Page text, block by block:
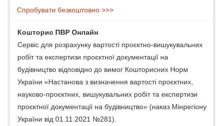
Спробувати безкоштовно >>>
Кошторис ПВР Онлайн
Сервіс для розрахунку вартості проєктно-вишукувальних
робіт та експертизи проєктної документації на
будівництво відповідно до вимог Кошторисних Норм
України «Настанова з визначення вартості проєктних,
науково-проєктних, вишукувальних робіт та експертизи
проєктної документації на будівництво» (наказ Мінрегіону
України від 01.11.2021 №281).